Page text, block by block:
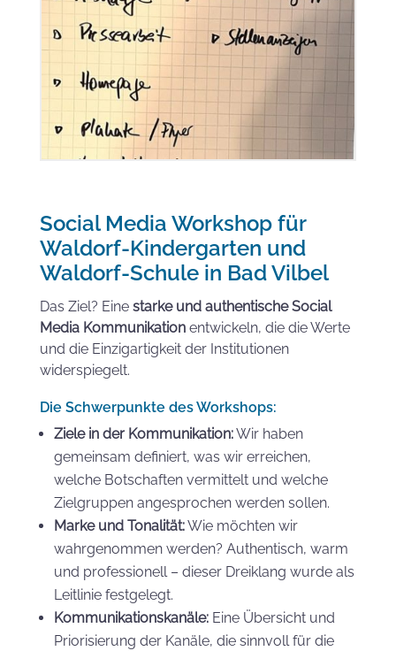
Social Media Workshop für
Waldorf-Kindergarten und
Waldorf-Schule in Bad Vilbel
Das Ziel? Eine starke und authentische Social
Media Kommunikationentwickeln, die die Werte
und die Einzigartigkeit der Institutionen
widerspiegelt.
Die Schwerpunkte des Workshops:
Ziele in der Kommunikation:Wir haben
gemeinsam definiert, was wir erreichen,
welche Botschaften vermittelt und welche
Zielgruppen angesprochen werden sollen.
Marke und Tonalität:Wie möchten wir
wahrgenommen werden? Authentisch, warm
und professionell – dieser Dreiklang wurde als
Leitlinie festgelegt.
Kommunikationskanäle:Eine Übersicht und
Priorisierung der Kanäle, die sinnvoll für die